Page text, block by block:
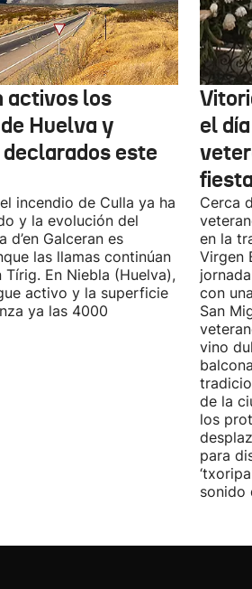
activos los
Huelva y
este
incendio de Culla ya ha
y la evolución del
d’en Galceran es
las llamas continúan
Tírig. En Niebla (Huelva),
activo y la superficie
ya las 4000
el
Cerca
en la
Virgen
con
San
vino
de la
los
para
sonido